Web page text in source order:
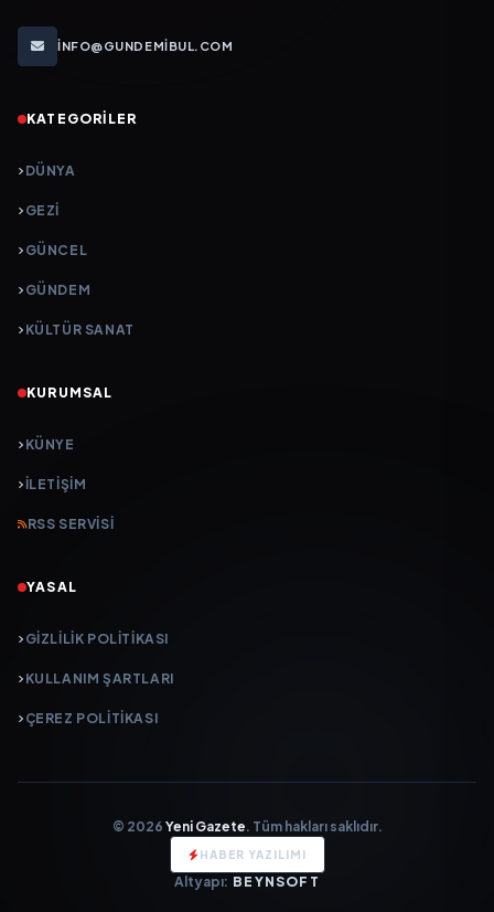
INFO@GUNDEMIBUL.COM
KATEGORILER
DÜNYA
GEZI
GÜNCEL
GÜNDEM
KÜLTÜR SANAT
KURUMSAL
KÜNYE
İLETIŞIM
RSS SERVISI
YASAL
GIZLILIK POLITIKASI
KULLANIM ŞARTLARI
ÇEREZ POLITIKASI
© 2026 Yeni Gazete. Tüm hakları saklıdır.
HABER YAZILIMI
Altyapı: BEYNSOFT